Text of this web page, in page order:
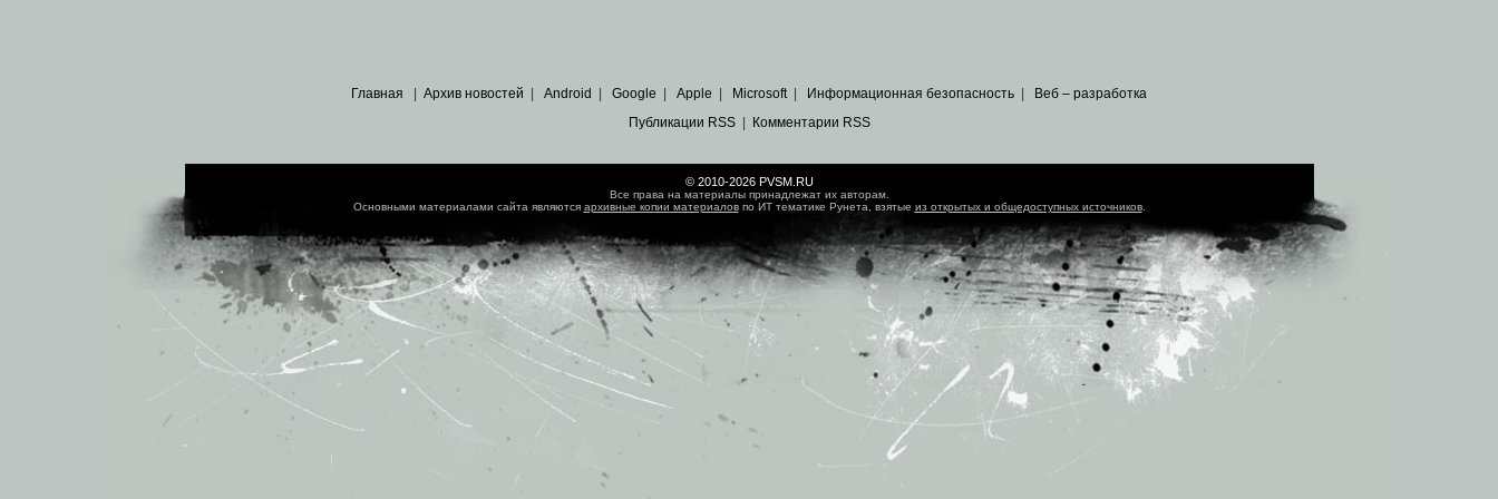
Главная | Архив новостей | Android | Google | Apple | Microsoft | Информационная безопасность | Веб – разработка
Публикации RSS| Комментарии RSS
© 2010-2026 PVSM.RU
Все права на материалы принадлежат их авторам.
Основными материалами сайта являются архивные копии материаловпо ИТ тематике Рунета, взятые из открытых и общедоступных источников.